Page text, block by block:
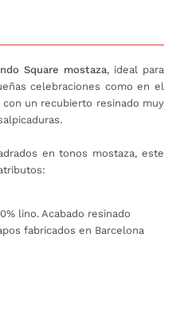
Square mostaza, ideal para
celebraciones como en el
un recubierto resinado muy
en tonos mostaza, este
lino. Acabado resinado
fabricados en Barcelona